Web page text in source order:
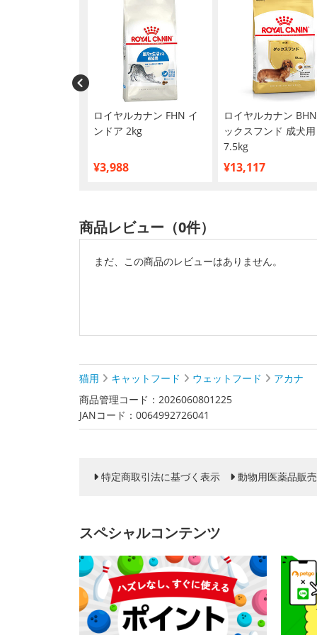
ロイヤルカナン FHN イ
ンドア 2kg
¥3,988
ロイヤルカナン
ックスフンド 成犬用
7.5kg
¥13,117
商品レビュー（0件）
まだ、この商品のレビューはありません。
猫用 キャットフード ウェットフード
アカナ
商品管理コード：2026060801225
JANコード：0064992726041
特定商取引法に基づく表示 動物用医薬品販
スペシャルコンテンツ